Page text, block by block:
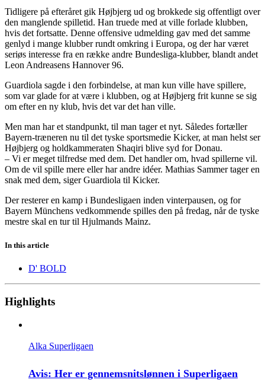
Tidligere på efteråret gik Højbjerg ud og brokkede sig offentligt over
den manglende spilletid. Han truede med at ville forlade klubben,
hvis det fortsatte. Denne offensive udmelding gav med det samme
genlyd i mange klubber rundt omkring i Europa, og der har været
seriøs interesse fra en række andre Bundesliga-klubber, blandt andet
Leon Andreasens Hannover 96.
Guardiola sagde i den forbindelse, at man kun ville have spillere,
som var glade for at være i klubben, og at Højbjerg frit kunne se sig
om efter en ny klub, hvis det var det han ville.
Men man har et standpunkt, til man tager et nyt. Således fortæller
Bayern-træneren nu til det tyske sportsmedie Kicker, at man helst ser
Højbjerg og holdkammeraten Shaqiri blive syd for Donau.
– Vi er meget tilfredse med dem. Det handler om, hvad spillerne vil.
Om de vil spille mere eller har andre idéer. Mathias Sammer tager en
snak med dem, siger Guardiola til Kicker.
Der resterer en kamp i Bundesligaen inden vinterpausen, og for
Bayern Münchens vedkommende spilles den på fredag, når de tyske
mestre skal en tur til Hjulmands Mainz.
In this article
D' BOLD
Highlights
Alka Superligaen
Avis: Her er gennemsnitslønnen i Superligaen